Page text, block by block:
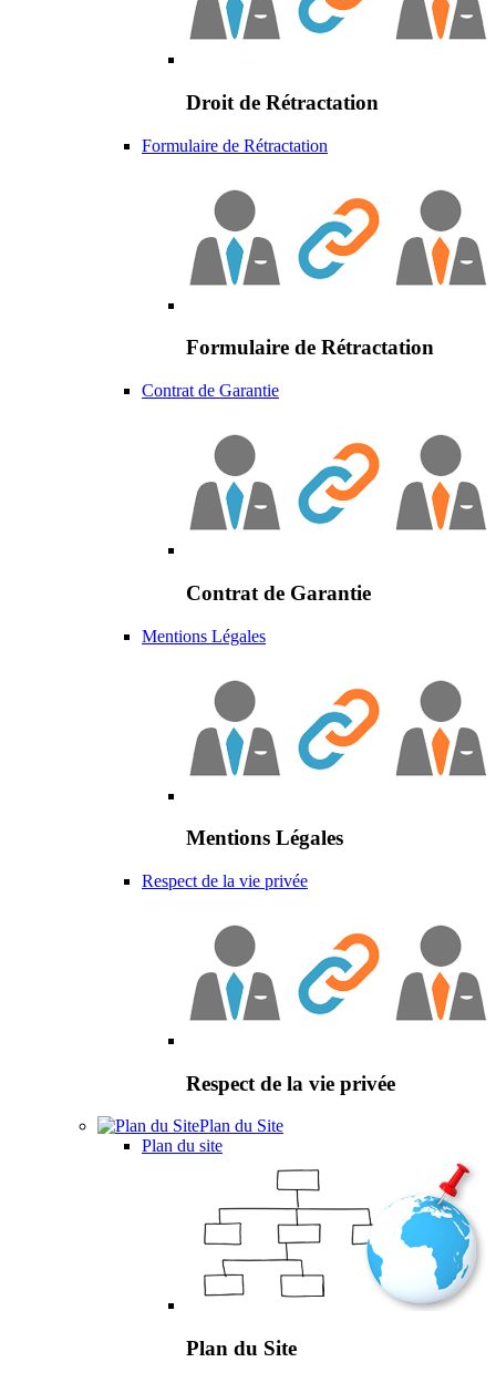
Droit de Rétractation
Formulaire de Rétractation
Formulaire de Rétractation
Contrat de Garantie
Contrat de Garantie
Mentions Légales
Mentions Légales
Respect de la vie privée
Respect de la vie privée
Plan du Site
Plan du site
Plan du Site